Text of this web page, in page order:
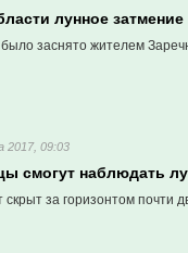
лунное
заснято жителем
2017, 09:03
смогут наблюдать
за горизонтом почти